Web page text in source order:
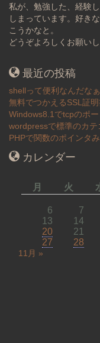
私が、勉強した、経験
しまっています。好き
こうかなと。
どうぞよろしくお願い
最近の投稿
shellって便利なんだなぁ
無料でつかえるSSL証
Windows8.1でtcpのポ
wordpressで標準のカ
PHPで関数のポインタ
カレンダー
月
火
6
7
13
14
20
21
27
28
11月 »